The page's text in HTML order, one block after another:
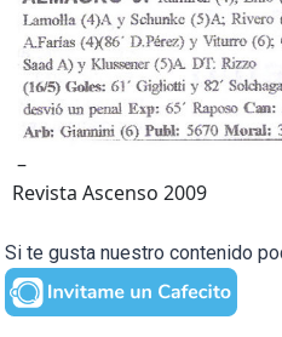
–
Revista Ascenso 2009
Si te gusta nuestro contenido